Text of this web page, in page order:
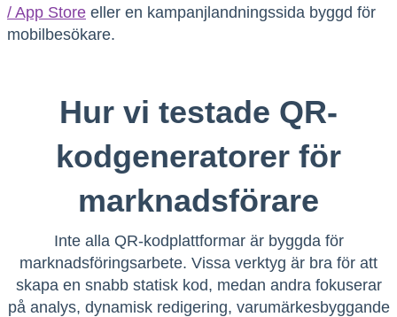
/ App Store eller en kampanjlandningssida byggd för
mobilbesökare.
Hur vi testade QR-
kodgeneratorer för
marknadsförare
Inte alla QR-kodplattformar är byggda för
marknadsföringsarbete. Vissa verktyg är bra för att
skapa en snabb statisk kod, medan andra fokuserar
på analys, dynamisk redigering, varumärkesbyggande